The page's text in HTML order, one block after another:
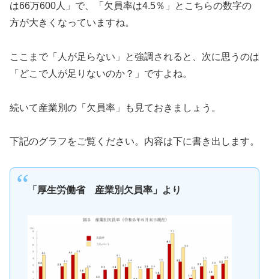
は66万600人」で、「欠員率は4.5％」とこちらの数字の
方が大きくなっていますね。
ここまで「人が足らない」と強調されると、次に思うのは
「どこで人が足りないのか？」ですよね。
続いて産業別の「欠員率」も見ておきましょう。
下記のグラフをご覧ください。内容は下に書き出します。
「厚生労働省 産業別欠員率」より